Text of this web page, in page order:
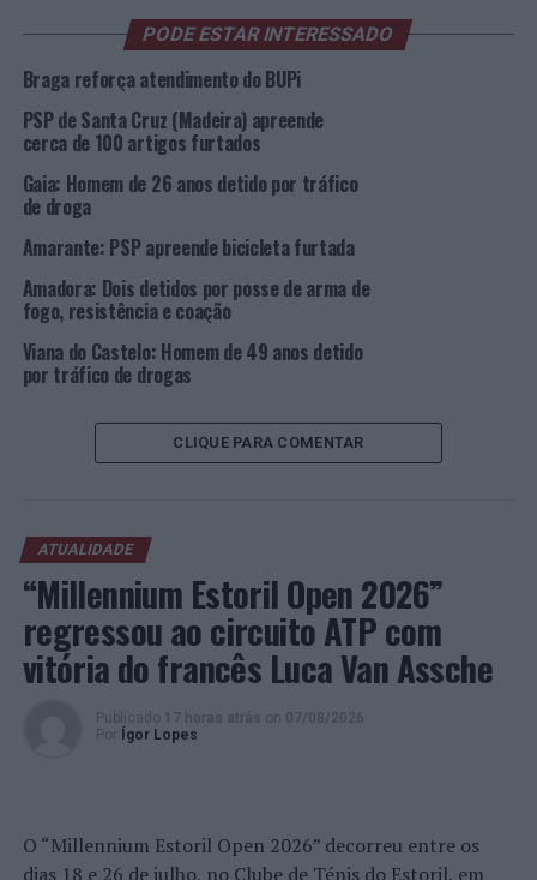
Detençõesporcondução sob o efeito do álcool
Hoje, na cidade de Braga, a PSP deteve dois cidadãos,
com 44 e 29 anos de idade, por condução de veículo
automóvel com taxa de alcoolemia superior à permitida
por lei, tendo os mesmos acusado uma TAS (taxa de
álcool no sangue) de 1,58 e 1,59 g/l no sangue,
respetivamente.
Os detidos foram notificados para comparecerem no
Tribunal Judicial da Comarca de Braga.
Foto: DR.
TÓPICOS RELACIONADOS: BRAGA
CRIMINALIDADE
DESTAQUE
GUIMARÃES PSP SEGURANÇA RODOVIÁRIA
Lagoa (Açores): PSP detém mulher pela autoria de
vários crimes
NÃO PERCA
Gonçalo M. Tavares desloca-se a Barcelos para falar dos
seus livros
PODE ESTAR INTERESSADO
Braga reforça atendimento do BUPi
PSP de Santa Cruz (Madeira) apreende
cerca de 100 artigos furtados
Gaia: Homem de 26 anos detido por tráfico
de droga
Amarante: PSP apreende bicicleta furtada
Amadora: Dois detidos por posse de arma de
fogo, resistência e coação
Viana do Castelo: Homem de 49 anos detido
por tráfico de drogas
CLIQUE PARA COMENTAR
ATUALIDADE
“Millennium Estoril Open 2026”
regressou ao circuito ATP com
vitória do francês Luca Van Assche
Publicado 17 horas atrás on 07/08/2026
Por
Ígor Lopes
O “Millennium Estoril Open 2026” decorreu entre os
dias 18 e 26 de julho, no Clube de Ténis do Estoril, em